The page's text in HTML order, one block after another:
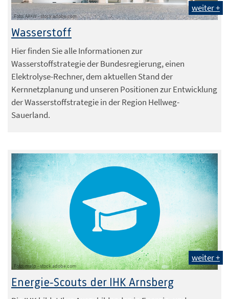
Foto: AA+W - stock.adobe.com
weiter +
Wasserstoff
Hier finden Sie alle Informationen zur
Wasserstoffstrategie der Bundesregierung, einen
Elektrolyse-Rechner, dem aktuellen Stand der
Kernnetzplanung und unseren Positionen zur Entwicklung
der Wasserstoffstrategie in der Region Hellweg-
Sauerland.
Foto: malp - stock.adobe.com
weiter +
Energie-Scouts der IHK Arnsberg